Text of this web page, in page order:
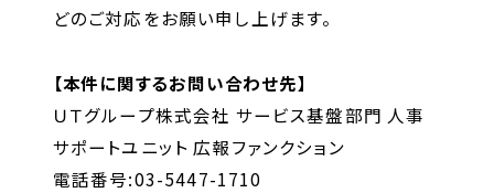
WEB お問い合わせ
中途採用に関して
新卒採用に関して
投資家情報に関して
どのご対応をお願い申し上げます。
【本件に関するお問い合わせ先】
ＵＴグループ株式会社 サービス基盤部門 人事
サポートユニット 広報ファンクション
電話番号:03-5447-1710